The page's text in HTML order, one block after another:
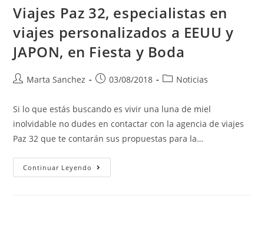
Viajes Paz 32, especialistas en
viajes personalizados a EEUU y
JAPON, en Fiesta y Boda
Marta Sanchez 03/08/2018 Noticias
Si lo que estás buscando es vivir una luna de miel
inolvidable no dudes en contactar con la agencia de viajes
Paz 32 que te contarán sus propuestas para la…
Continuar Leyendo